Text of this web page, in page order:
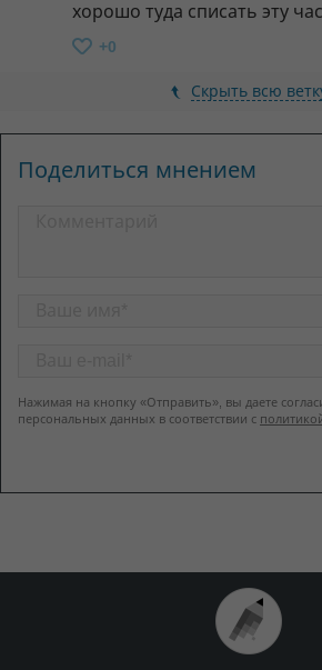
хорошо туда списать эту
+0
Скрыть всю
Поделиться мнением
Нажимая на кнопку «Отправить», вы даете
персональных данных в соответствии с